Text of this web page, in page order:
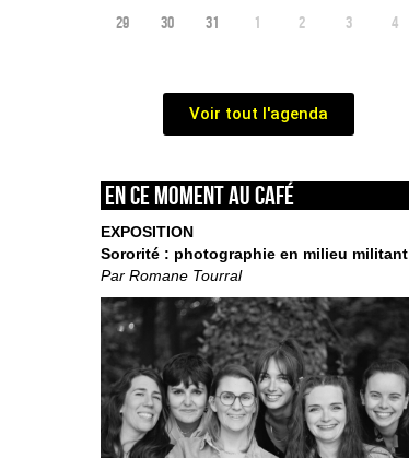
29 30 31 1 2 3 4
Voir tout l'agenda
En ce moment au café
EXPOSITION
Sororité : photographie en milieu militant
Par Romane Tourral